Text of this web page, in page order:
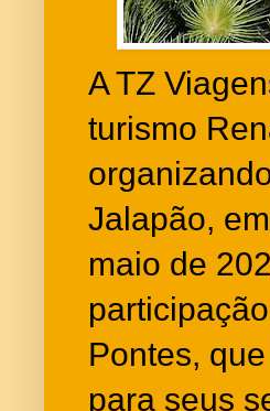
A TZ
turismo
Jalapão,
maio de
Pontes,
para seus